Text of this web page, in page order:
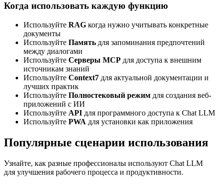
Когда использовать каждую функцию
Используйте RAG когда нужно учитывать конкретные
документы
Используйте Память для запоминания предпочтений
между диалогами
Используйте Серверы MCP для доступа к внешним
источникам знаний
Используйте Context7 для актуальной документации и
лучших практик
Используйте Полностековый режим для создания веб-
приложений с ИИ
Используйте API для программного доступа к Chat LLM
Используйте PWA для установки как приложения
Популярные сценарии использования
Узнайте, как разные профессионалы используют Chat LLM
для улучшения рабочего процесса и продуктивности.